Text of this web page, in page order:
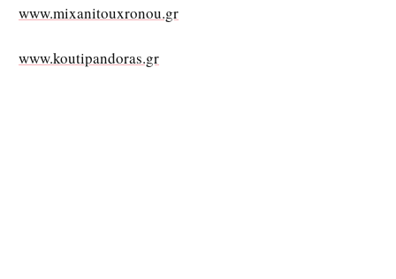
www.mixanitouxronou.gr
www.koutipandoras.gr